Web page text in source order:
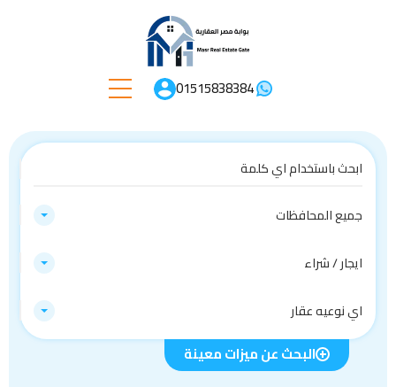
01515838384
جميع المحافظات
ايجار / شراء
اي نوعيه عقار
البحث عن ميزات معينة